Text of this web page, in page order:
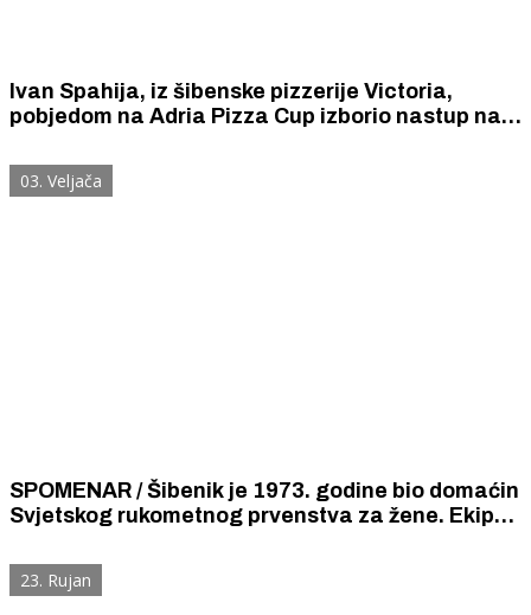
Ivan Spahija, iz šibenske pizzerije Victoria,
pobjedom na Adria Pizza Cup izborio nastup na
pobijedio u kategoriji Pizza Napoletana.
03. Veljača
SPOMENAR / Šibenik je 1973. godine bio domaćin
Svjetskog rukometnog prvenstva za žene. Ekipe
neviđenoj navijačkoj atmosferi.
23. Rujan